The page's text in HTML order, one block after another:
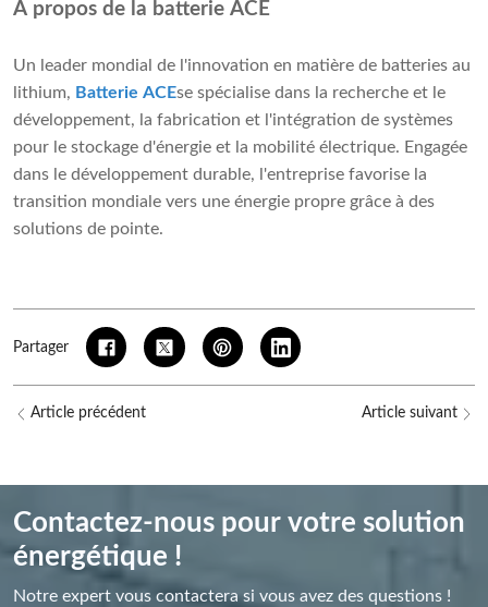
À propos de la batterie ACE
Un leader mondial de l'innovation en matière de batteries au
lithium, Batterie ACEse spécialise dans la recherche et le
développement, la fabrication et l'intégration de systèmes
pour le stockage d'énergie et la mobilité électrique. Engagée
dans le développement durable, l'entreprise favorise la
transition mondiale vers une énergie propre grâce à des
solutions de pointe.
Partager
Article précédent Article suivant
Contactez-nous pour votre solution
énergétique !
Notre expert vous contactera si vous avez des questions !